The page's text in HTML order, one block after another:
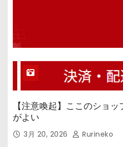
【注意喚起】ここのショ
がよい
3月 20, 2026 Rurineko